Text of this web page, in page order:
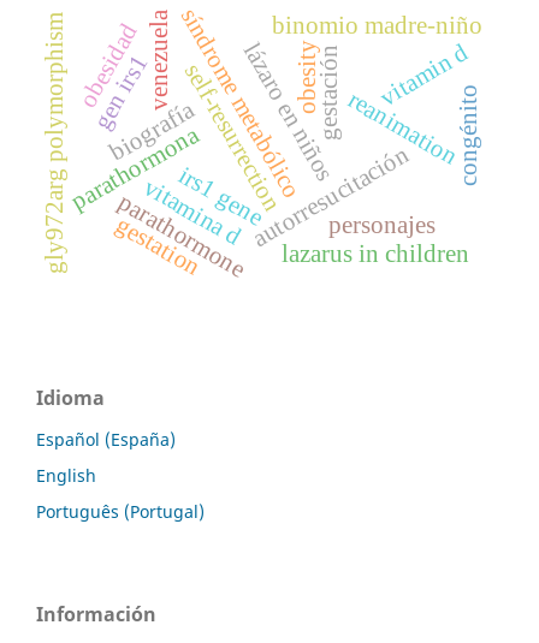
autorresucitación
lázaro en niños
self-resurrection
lazarus in children
reanimation
vitamina d
parathormona
gestación
binomio madre-niño
vitamin d
parathormone
gestation personajes
biografía
venezuela
congénito
gen irs1 síndrome metabólico
obesidad
gly972arg polymorphism irs1 gene
obesity
Idioma
Español (España)
English
Português (Portugal)
Información